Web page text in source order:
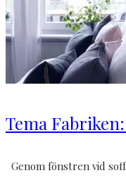
Tema
Genom fönstren vid